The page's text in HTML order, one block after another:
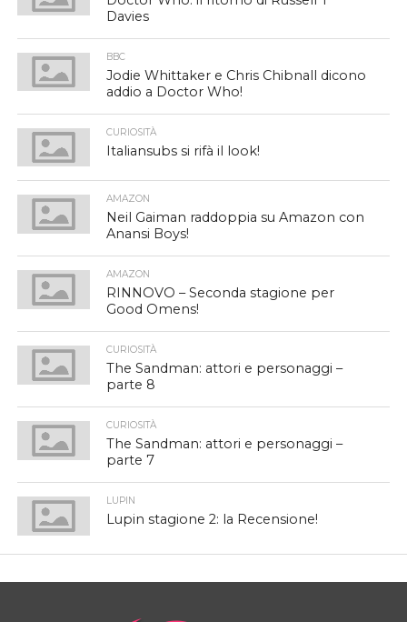
Davies
BBC
Jodie Whittaker e Chris Chibnall dicono
addio a Doctor Who!
CURIOSITÀ
Italiansubs si rifà il look!
AMAZON
Neil Gaiman raddoppia su Amazon con
Anansi Boys!
AMAZON
RINNOVO – Seconda stagione per
Good Omens!
CURIOSITÀ
The Sandman: attori e personaggi –
parte 8
CURIOSITÀ
The Sandman: attori e personaggi –
parte 7
LUPIN
Lupin stagione 2: la Recensione!